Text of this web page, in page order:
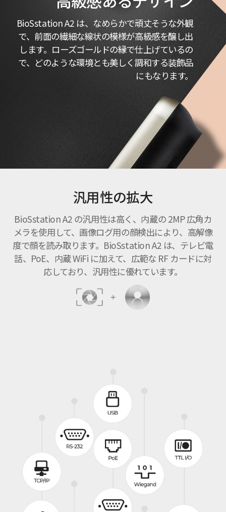
BioSstation A2 は、なめらかで頑丈そうな外観
で、前面の繊細な線状の模様が高級感を醸し出
します。ローズゴールドの縁で仕上げているの
で、どのような環境とも美しく調和する装飾品
にもなります。
汎用性の拡大
BioSstation A2 の汎用性は高く、内蔵の 2MP 広角カ
メラを使用して、画像ログ用の顔検出により、高解像
度で顔を読み取ります。BioSstation A2 は、テレビ電
話、PoE、内蔵 WiFi に加えて、広範な RF カードに対
応しており、汎用性に優れています。